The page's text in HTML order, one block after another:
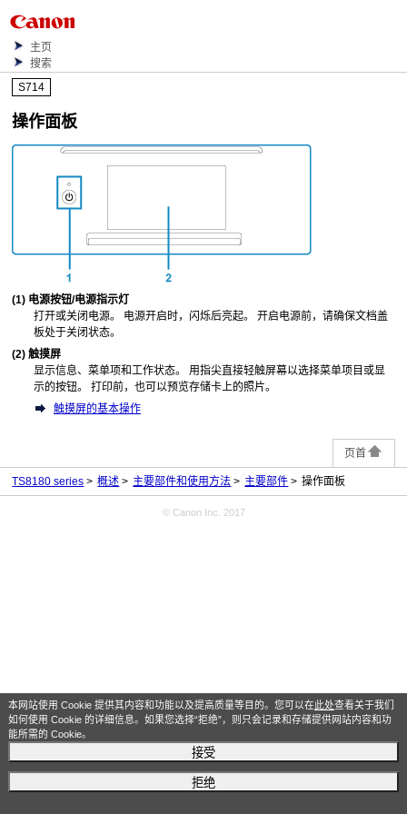
本网站使用 Cookie 提供其内容和功能以及提高质量等目的。您可以在此处查看关于我们
如何使用 Cookie 的详细信息。如果您选择“拒绝”，则只会记录和存储提供网站内容和功
能所需的 Cookie。
接受
拒绝
主页
搜索
S714
操作面板
(1) 电源按钮/电源指示灯
打开或关闭电源。
电源开启时，闪烁后亮起。 开启电源前，请确保文档盖
板处于关闭状态。
(2)触摸屏
显示信息、菜单项和工作状态。
用指尖直接轻触屏幕以选择菜单项目或显
示的按钮。
打印前，也可以预览存储卡上的照片。
触摸屏的基本操作
页首
TS8180 series 概述 主要部件和使用方法 主要部件 操作面板
© Canon Inc. 2017